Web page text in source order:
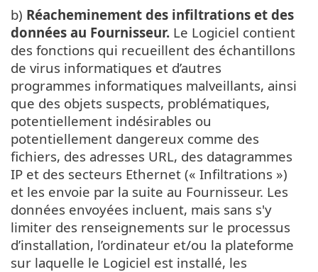
b) Réacheminement des infiltrations et des
données au Fournisseur. Le Logiciel contient
des fonctions qui recueillent des échantillons
de virus informatiques et d’autres
programmes informatiques malveillants, ainsi
que des objets suspects, problématiques,
potentiellement indésirables ou
potentiellement dangereux comme des
fichiers, des adresses URL, des datagrammes
IP et des secteurs Ethernet (« Infiltrations »)
et les envoie par la suite au Fournisseur. Les
données envoyées incluent, mais sans s'y
limiter des renseignements sur le processus
d’installation, l’ordinateur et/ou la plateforme
sur laquelle le Logiciel est installé, les